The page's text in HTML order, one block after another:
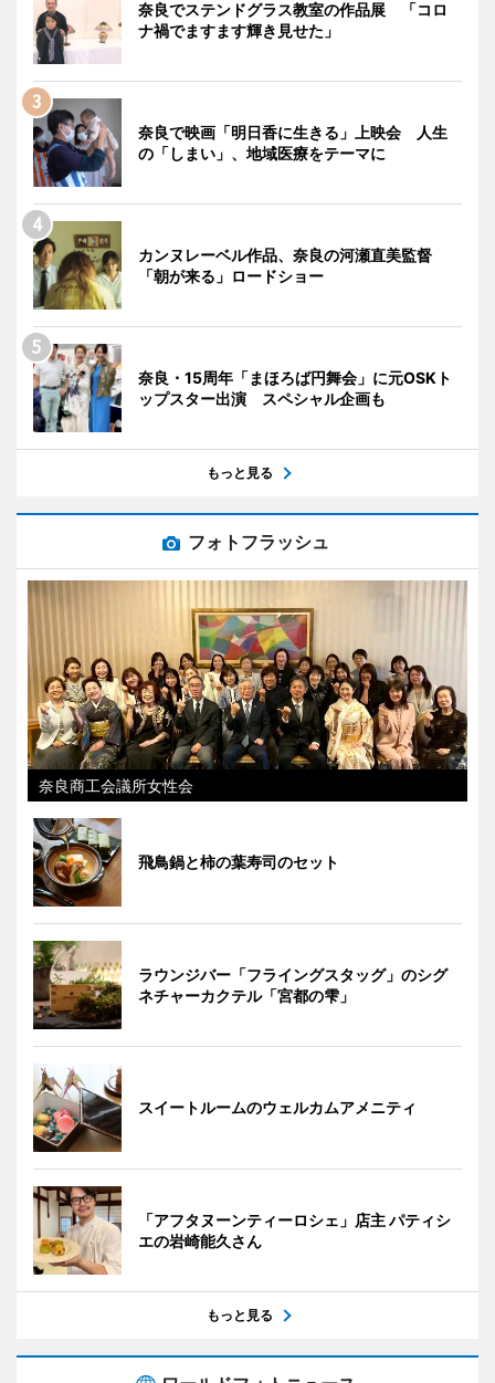
奈良でステンドグラス教室の作品展 「コロ
ナ禍でますます輝き見せた」
奈良で映画「明日香に生きる」上映会 人生
の「しまい」、地域医療をテーマに
カンヌレーベル作品、奈良の河瀬直美監督
「朝が来る」ロードショー
奈良・15周年「まほろば円舞会」に元OSKト
ップスター出演 スペシャル企画も
もっと見る
フォトフラッシュ
奈良商工会議所女性会
飛鳥鍋と柿の葉寿司のセット
ラウンジバー「フライングスタッグ」のシグ
ネチャーカクテル「宮都の雫」
スイートルームのウェルカムアメニティ
「アフタヌーンティーロシェ」店主 パティシ
エの岩崎能久さん
もっと見る